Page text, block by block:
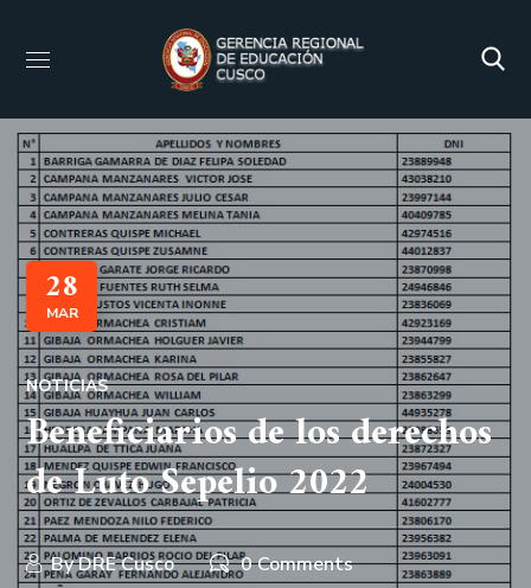
28
MAR
NOTICIAS
Beneficiarios de los derechos
de Luto Sepelio 2022
ByDRE Cusco 0 Comments